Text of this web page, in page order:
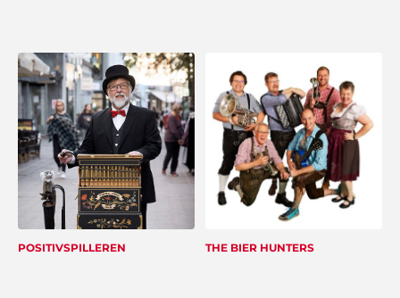
job tager vi gerne med Showbizz Danmark som
sparringspartner. Alt gik som smurt"
Kim Thorsted, Sæby
"Super arrangement. Vi fik god betjening hos
Showbizz Danmark".
POSITIVSPILLEREN THE BIER HUNTERS